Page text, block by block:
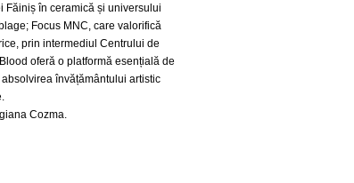
Făiniș în ceramică și universului
Focus MNC, care valorifică
prin intermediul Centrului de
oferă o platformă esențială de
învățământului artistic
Cozma.